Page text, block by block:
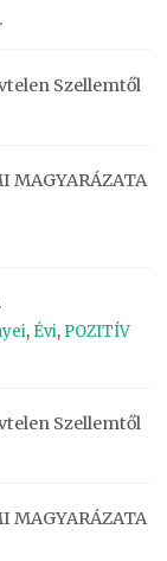
Szellemtől
MAGYARÁZATA
, Évi, POZITÍV
Szellemtől
MAGYARÁZATA